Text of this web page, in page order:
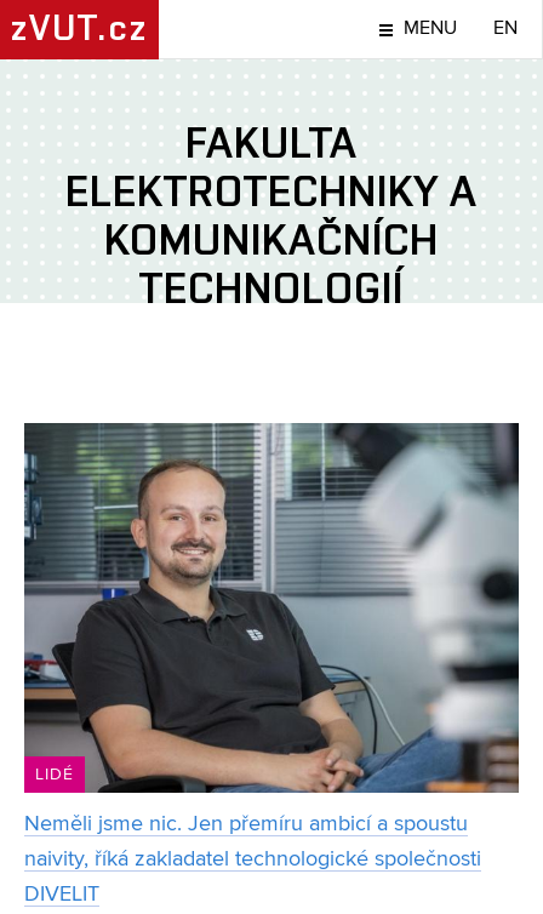
zVUT.cz MENU EN
FAKULTA
ELEKTROTECHNIKY A
KOMUNIKAČNÍCH
TECHNOLOGIÍ
LIDÉ
Neměli jsme nic. Jen přemíru ambicí a spoustu
naivity, říká zakladatel technologické společnosti
DIVELIT